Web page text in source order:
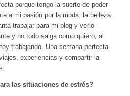
porque tengo la suerte de poder
a mi pasión por la moda, la belleza
trabajar para mi blog y verlo
y no todo salga como quiero, al
trabajando. Una semana perfecta
experiencias y compartir la
las situaciones de estrés?